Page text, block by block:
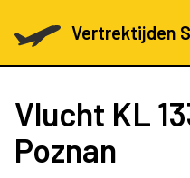
Vertrektijden
Vlucht KL
Poznan